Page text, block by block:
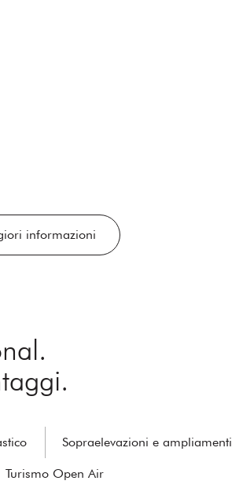
informazioni
Sopraelevazioni e ampliamenti
Turismo Open Air